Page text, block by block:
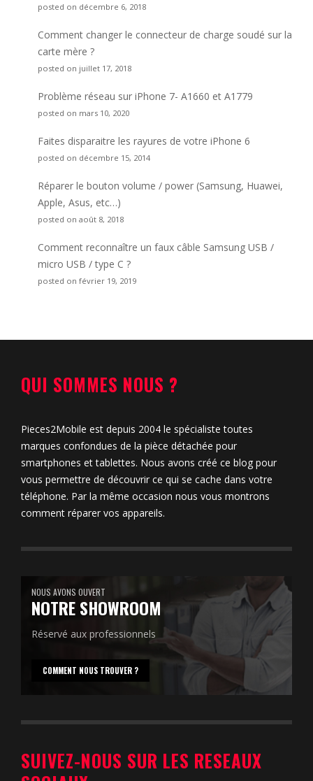
posted on décembre 6, 2018
Comment changer le connecteur de charge soudé sur la
carte mère ?
posted on juillet 17, 2018
Problème réseau sur iPhone 7- A1660 et A1779
posted on mars 10, 2020
Faites disparaitre les rayures de votre iPhone 6
posted on décembre 15, 2014
Réparer le bouton volume / power (Samsung, Huawei,
Apple, Asus, etc…)
posted on août 8, 2018
Comment reconnaître un faux câble Samsung USB /
micro USB / type C ?
posted on février 19, 2019
QUI SOMMES NOUS ?
Pieces2Mobile est depuis 2004 le spécialiste toutes
marques confondues de la pièce détachée pour
smartphones et tablettes. Nous avons créé ce blog pour
vous permettre de découvrir ce qui se cache dans votre
téléphone. Par la même occasion nous vous montrons
comment réparer vos appareils.
NOUS AVONS OUVERT
NOTRE SHOWROOM
Réservé aux professionnels
COMMENT NOUS TROUVER ?
SUIVEZ-NOUS SUR LES RESEAUX